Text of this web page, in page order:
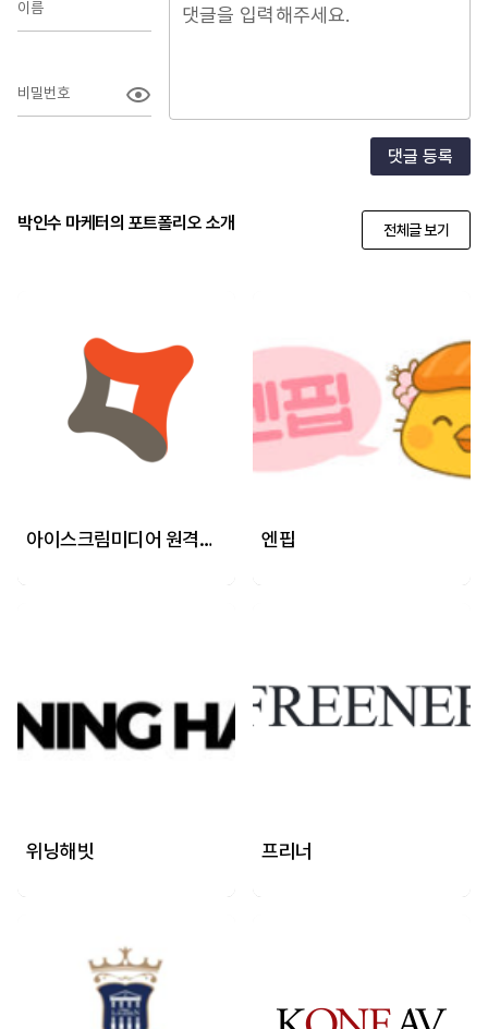
이름
비밀번호
댓글 등록
박인수 마케터의 포트폴리오 소개 전체글 보기
아이스크림미디어 원격교육연수원 엔핍
위닝해빗 프리너